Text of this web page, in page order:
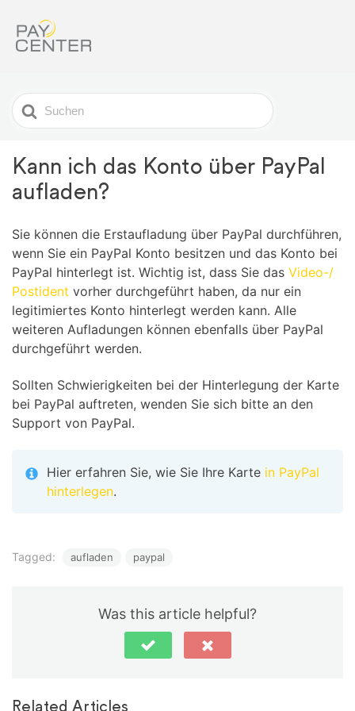
Search
For
Kann ich das Konto über PayPal
aufladen?
Sie können die Erstaufladung über PayPal durchführen,
wenn Sie ein PayPal Konto besitzen und das Konto bei
PayPal hinterlegt ist. Wichtig ist, dass Sie das Video-/
Postident vorher durchgeführt haben, da nur ein
legitimiertes Konto hinterlegt werden kann. Alle
weiteren Aufladungen können ebenfalls über PayPal
durchgeführt werden.
Sollten Schwierigkeiten bei der Hinterlegung der Karte
bei PayPal auftreten, wenden Sie sich bitte an den
Support von PayPal.
Hier erfahren Sie, wie Sie Ihre Karte in PayPal
hinterlegen.
Tagged: aufladen paypal
Was this article helpful?